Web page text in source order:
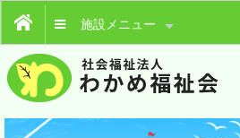
施設メニュー